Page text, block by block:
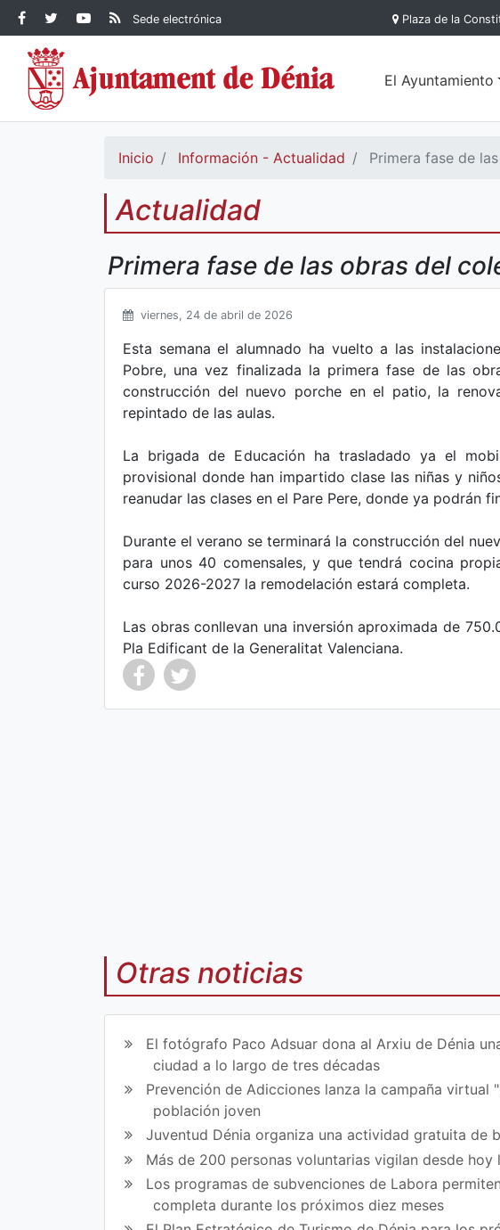
Contenido principal
Facebook Ayuntamiento de
Dénia
Ayuntamiento de Dénia
YouTube
Ayuntamiento de
RSS Actualidad
Ayuntamiento de
Sede electrónica Plaza de la
El Ayuntamiento
Inicio Información - Actualidad Primera fase de
Actualidad
Primera fase de las obras del
viernes, 24 de abril de 2026
Esta semana el alumnado ha vuelto a las
Pobre, una vez finalizada la primera fase de las
construcción del nuevo porche en el patio, la
repintado de las aulas.
La brigada de Educación ha trasladado ya el
provisional donde han impartido clase las niñas y
reanudar las clases en el Pare Pere, donde ya podrán
Durante el verano se terminará la construcción del
para unos 40 comensales, y que tendrá cocina
curso 2026-2027 la remodelación estará completa.
Las obras conllevan una inversión aproximada de
Pla Edificant de la Generalitat Valenciana.
ce
bo
itt
er
Otras noticias
El fotógrafo Paco Adsuar dona al Arxiu de Dénia
ciudad a lo largo de tres décadas
Prevención de Adicciones lanza la campaña
población joven
Juventud Dénia organiza una actividad gratuita de
Más de 200 personas voluntarias vigilan desde hoy
Los programas de subvenciones de Labora
completa durante los próximos diez meses